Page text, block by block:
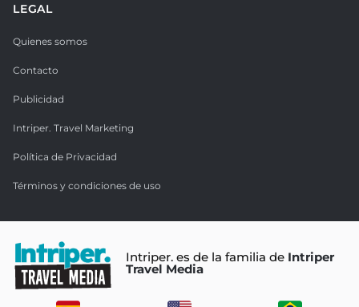
LEGAL
Quienes somos
Contacto
Publicidad
Intriper. Travel Marketing
Política de Privacidad
Términos y condiciones de uso
Intriper. es de la familia de Intriper
Travel Media